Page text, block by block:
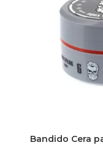
Bandido Cera